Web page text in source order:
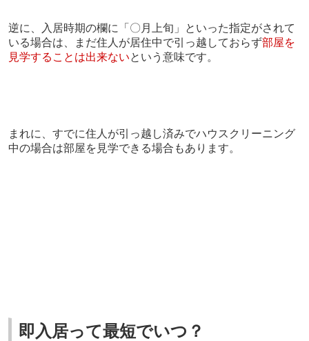
逆に、入居時期の欄に「〇月上旬」といった指定がされて
いる場合は、まだ住人が居住中で引っ越しておらず部屋を
見学することは出来ないという意味です。
まれに、すでに住人が引っ越し済みでハウスクリーニング
中の場合は部屋を見学できる場合もあります。
即入居って最短でいつ？